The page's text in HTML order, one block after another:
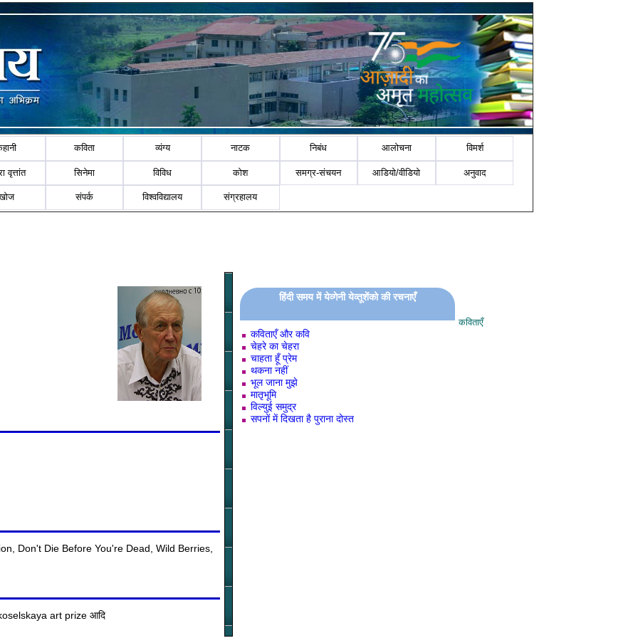
कविता व्यंग्य नाटक निबंध आलोचना विमर्श
वृत्तांत सिनेमा विविध कोश समग्र-संचयन आडियो/वीडियो अनुवाद
संपर्क विश्वविद्यालय संग्रहालय
Don't Die Before You're Dead, Wild Berries,
art prize आदि
हिंदी समय में येव्‍गेनी येव्‍तूशेंको की रचनाएँ
कविताएँ
कविताएँ और कवि
चेहरे का चेहरा
चाहता हूँ प्रेम
थकना नहीं
भूल जाना मुझे
मातृभूमि
विल्युई समुद्र
सपनों में दिखता है पुराना दोस्त